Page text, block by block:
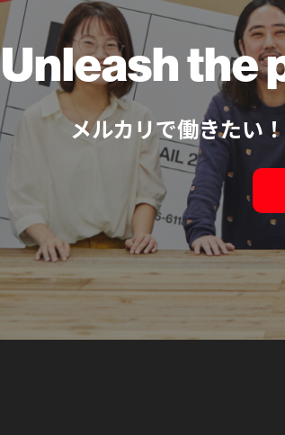
Unleash the
メルカリで働きたい！